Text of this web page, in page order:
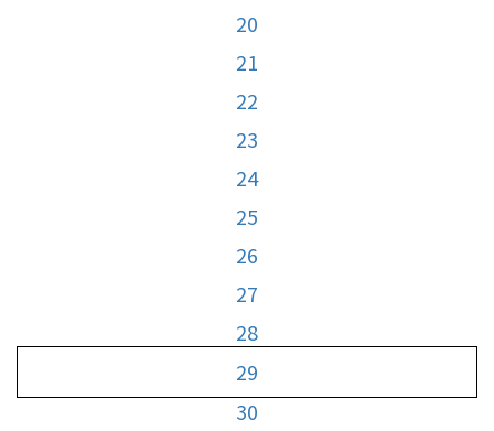
20
21
22
23
24
25
26
27
28
29
30